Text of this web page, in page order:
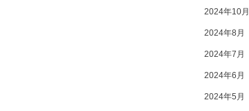
2024年10月
2024年8月
2024年7月
2024年6月
2024年5月